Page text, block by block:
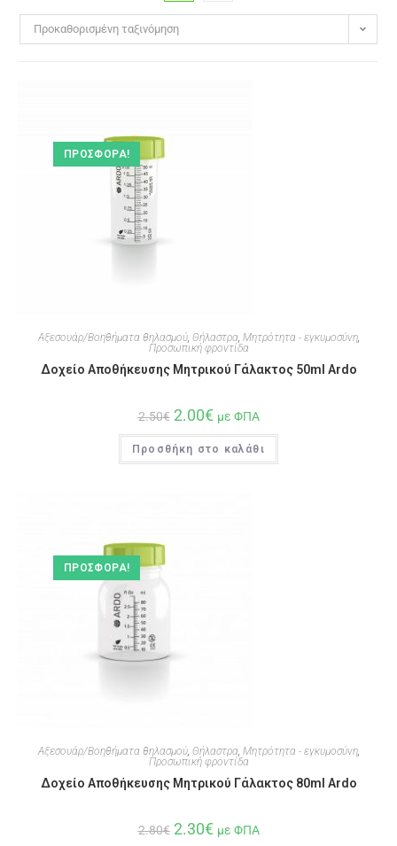
Προκαθορισμένη ταξινόμηση
ΠΡΟΣΦΟΡΆ!
Αξεσουάρ/Βοηθήματα θηλασμού, Θήλαστρα, Μητρότητα - εγκυμοσύνη,
Προσωπική φροντίδα
Δοχείο Αποθήκευσης Μητρικού Γάλακτος 50ml Ardo
2.50€ 2.00€ με ΦΠΑ
Προσθήκη στο καλάθι
ΠΡΟΣΦΟΡΆ!
Αξεσουάρ/Βοηθήματα θηλασμού, Θήλαστρα Μητρότητα - εγκυμοσύνη,
Προσωπική φροντίδα
Δοχείο Αποθήκευσης Μητρικού Γάλακτος 80ml Ardo
2.80€ 2.30€ με ΦΠΑ